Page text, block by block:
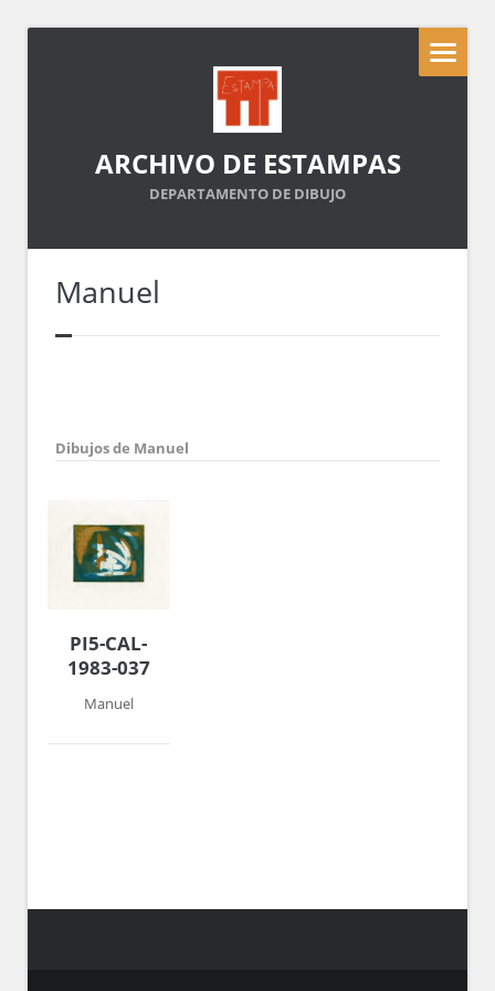
ARCHIVO DE ESTAMPAS
DEPARTAMENTO DE DIBUJO
Manuel
Dibujos de Manuel
PI5-CAL-
1983-037
Manuel